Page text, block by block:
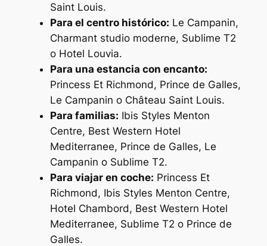
Saint Louis.
Para el centro histórico: Le Campanin,
Charmant studio moderne, Sublime T2
o Hotel Louvia.
Para una estancia con encanto:
Princess Et Richmond, Prince de Galles,
Le Campanin o Château Saint Louis.
Para familias: Ibis Styles Menton
Centre, Best Western Hotel
Mediterranee, Prince de Galles, Le
Campanin o Sublime T2.
Para viajar en coche: Princess Et
Richmond, Ibis Styles Menton Centre,
Hotel Chambord, Best Western Hotel
Mediterranee, Sublime T2 o Prince de
Galles.